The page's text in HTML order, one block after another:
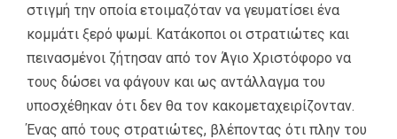
στιγμή την οποία ετοιμαζόταν να γευματίσει ένα
κομμάτι ξερό ψωμί. Κατάκοποι οι στρατιώτες και
πεινασμένοι ζήτησαν από τον Άγιο Χριστόφορο να
τους δώσει να φάγουν και ως αντάλλαγμα του
υποσχέθηκαν ότι δεν θα τον κακομεταχειρίζονταν.
Ένας από τους στρατιώτες, βλέποντας ότι πλην του